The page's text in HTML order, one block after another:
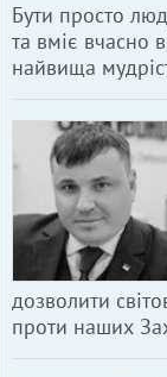
Бути просто
та вміє вчасно
найвища
дозволити
проти наших